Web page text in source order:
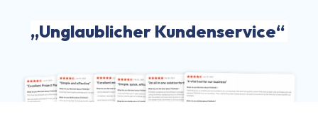
„Unglaublicher Kundenservice“